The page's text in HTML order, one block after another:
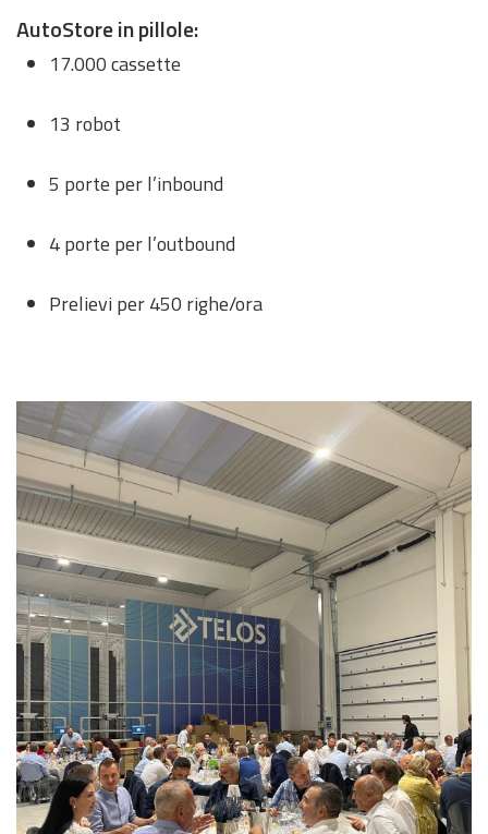
AutoStore in pillole:
17.000cassette
13 robot
5 porte perl’inbound
4porte perl’outbound
Prelievi per450 righe/ora